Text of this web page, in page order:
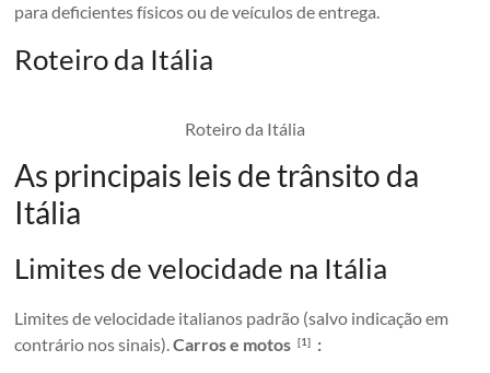
para deficientes físicos ou de veículos de entrega.
Roteiro da Itália
Roteiro da Itália
As principais leis de trânsito da
Itália
Limites de velocidade na Itália
Limites de velocidade italianos padrão (salvo indicação em
contrário nos sinais).Carros e motos[1] :